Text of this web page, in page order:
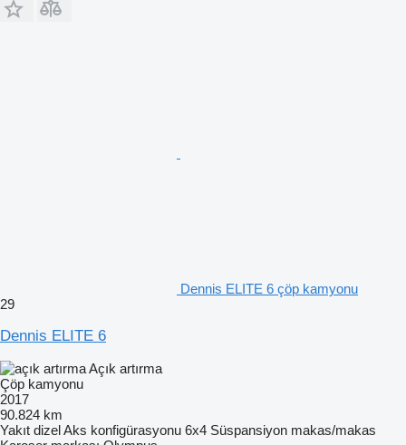
Dennis ELITE 6 çöp kamyonu
29
Dennis ELITE 6
Açık artırma
Çöp kamyonu
2017
90.824 km
Yakıt dizelAks konfigürasyonu 6x4 Süspansiyon makas/makas